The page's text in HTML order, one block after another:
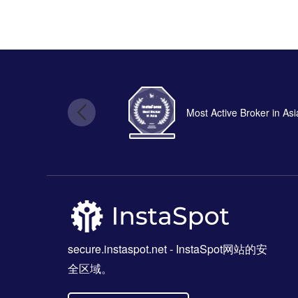
Most Active Broker in
secure.instaspot.net- InstaSpot网站的安
全区域。